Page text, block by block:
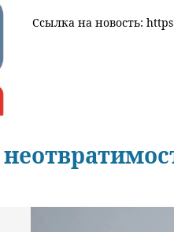
Ссылка на новость: